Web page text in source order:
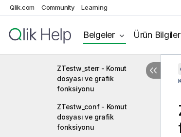
Qlik.com Community Learning
Belgeler Ürün
ZTestw_sig - Komut dosyası
ZTestw_dif - Komut dosyası
ZTestw_sterr - Komut
dosyası ve grafik
fonksiyonu
ZTestw_conf - Komut
dosyası ve grafik
fonksiyonu